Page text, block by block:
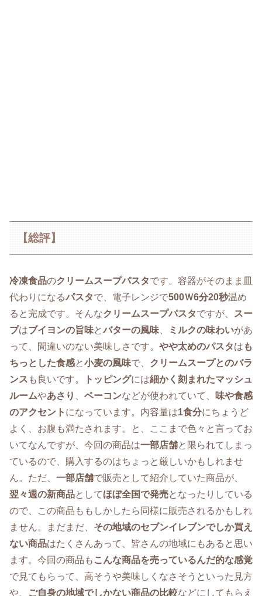
【総評】
冷凍食品のクリームスープパスタです。容器がそのまま皿
代わりになるパスタで、電子レンジで500Ｗ6分20秒温め
ると完成です。そんなクリームスープパスタですが、
スー
プはブイヨンの旨味とバターの風味 ミルクの味わいがあ
って、間違いのない美味しさです。 やや太めのパスタは も
ちっとした食感と小麦の風味で、 クリームスープとのバラ
ンス も良いです。 トッピングには細かく刻まれたマッシュ
ルームやあさり ベーコンなどが使われていて、
味や食感
のアクセント になっています。内容量は1食分にちょうど
よく、お腹も満たされます。と、ここまで色々と言ってお
いてなんですが、今回の商品は一部店舗と限られてしまっ
ているので、購入するのはちょっと厳しいかもしれませ
ん。ただ、 一部店舗で販売として紹介していた商品が、
翌々週の新商品としてほぼ全国で発売となったりしている
ので、この商品ももしかしたら同様に販売されるかもしれ
ません。まだまだ、 その地域のセブンイレブンでしか買え
ない商品はたくさんあって、皆さんの地域にもあると思い
ます。今回の商品も こんな商品を売っているんだ的な感覚
で見てもらって、高そうや美味しくなさそうといった見方
や、
ご自身の地域でしかない商品の比較などにしてもらえ